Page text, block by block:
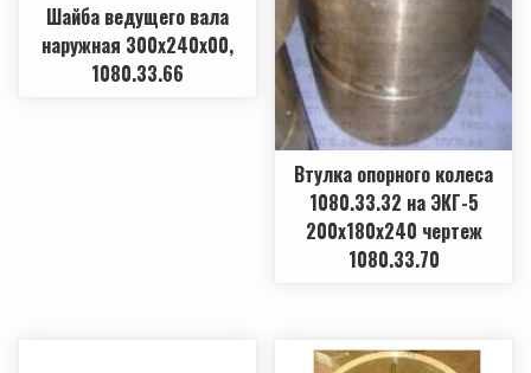
Шайба ведущего вала
наружная 300х240х00,
1080.33.66
Втулка опорного колеса
1080.33.32 на ЭКГ-5
200х180х240 чертеж
1080.33.70